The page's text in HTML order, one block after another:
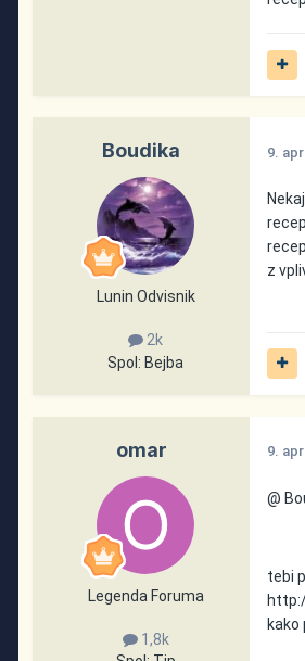
Boudika
Lunin Odvisnik
2k
Spol: Bejba
9.
z
omar
Legenda Foruma
1,8k
9.
@
tebi
kako